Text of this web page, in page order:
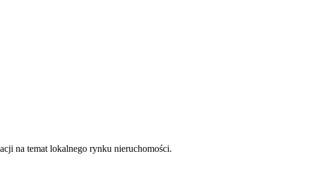
na temat lokalnego rynku nieruchomości.